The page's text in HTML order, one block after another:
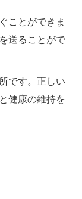
ことができま
送ることがで
です。正しい
健康の維持を